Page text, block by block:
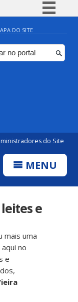
Simplifique!
Comunica BR
Participe
DO SITE
do Site
MENU
e
mais uma
aqui no
e